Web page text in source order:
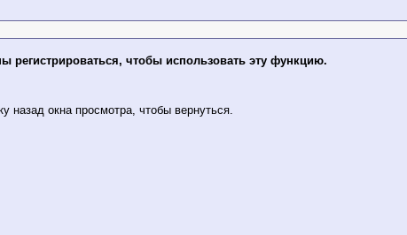
регистрироваться, чтобы использовать эту функцию.
назад окна просмотра, чтобы вернуться.